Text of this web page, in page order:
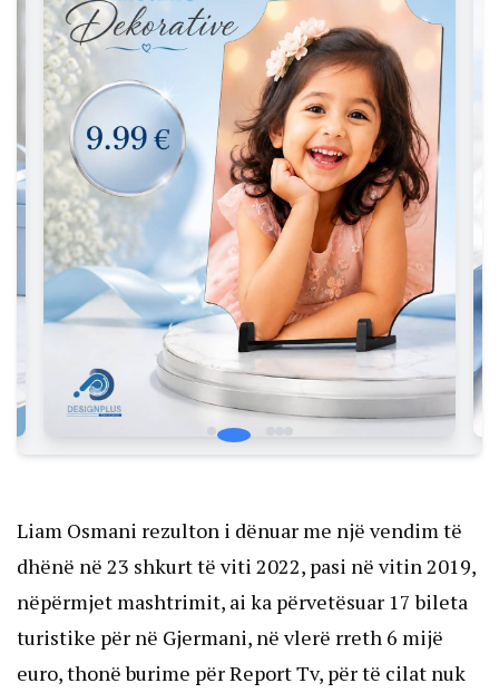
Liam Osmani rezulton i dënuar me një vendim të
dhënë në 23 shkurt të viti 2022, pasi në vitin 2019,
nëpërmjet mashtrimit, ai ka përvetësuar 17 bileta
turistike për në Gjermani, në vlerë rreth 6 mijë
euro, thonë burime për Report Tv, për të cilat nuk